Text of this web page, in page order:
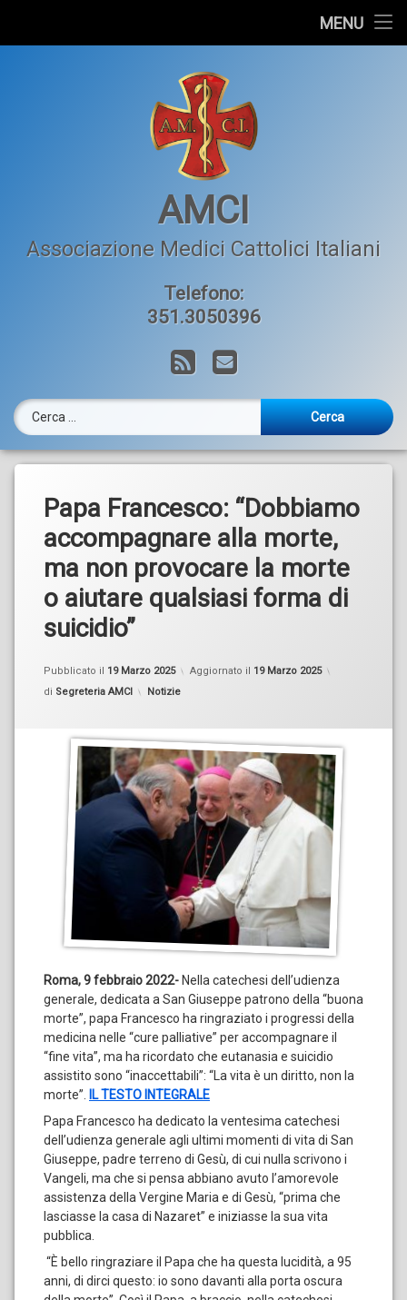
MENU
AMCI
Associazione Medici Cattolici Italiani
Telefono:
351.3050396
RSS Email
Ricerca per:
Papa Francesco: “Dobbiamo
accompagnare alla morte,
ma non provocare la morte
o aiutare qualsiasi forma di
suicidio”
Pubblicato il 19 Marzo 2025 Aggiornato il 19 Marzo 2025
di Segreteria AMCI Categorie:
Notizie
Roma, 9 febbraio 2022- Nella catechesi dell’udienza
generale, dedicata a San Giuseppe patrono della “buona
morte”, papa Francesco ha ringraziato i progressi della
medicina nelle “cure palliative” per accompagnare il
“fine vita”, ma ha ricordato che eutanasia e suicidio
assistito sono “inaccettabili”: “La vita è un diritto, non la
morte”.
IL TESTO INTEGRALE
Papa Francesco ha dedicato la ventesima catechesi
dell’udienza generale agli ultimi momenti di vita di San
Giuseppe, padre terreno di Gesù, di cui nulla scrivono i
Vangeli, ma che si pensa abbiano avuto l’amorevole
assistenza della Vergine Maria e di Gesù, “prima che
lasciasse la casa di Nazaret” e iniziasse la sua vita
pubblica.
“È bello ringraziare il Papa che ha questa lucidità, a 95
anni, di dirci questo: io sono davanti alla porta oscura